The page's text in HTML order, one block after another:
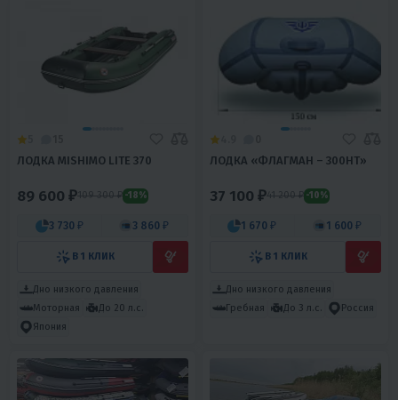
ЛОДКА MISHIMO LITE 370
89 600 ₽109 300 ₽ -18%
3 730 ₽ 3 860 ₽
В 1 КЛИК
Дно низкого давления
Моторная
До 20 л.с.
Япония
ЛОДКА «ФЛАГМАН – 300НT»
37 100 ₽41 200 ₽ -10%
1 670 ₽ 1 600 ₽
В 1 КЛИК
Дно низкого давления
Гребная
До 3 л.с. Россия